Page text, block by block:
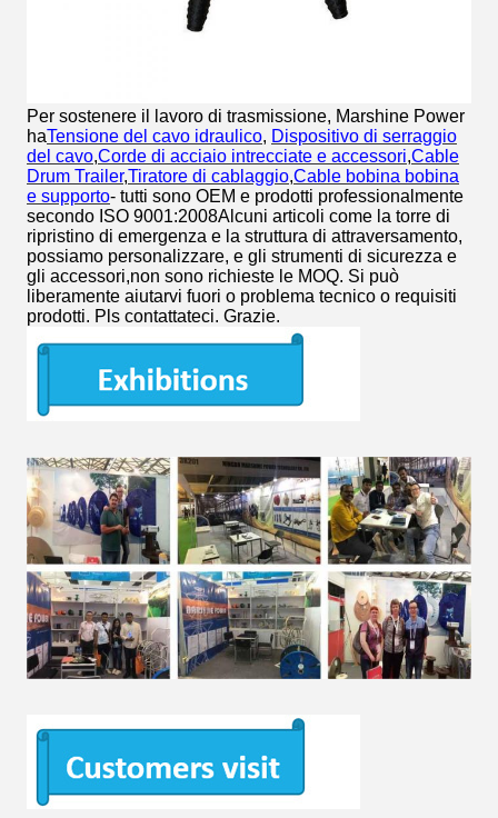
Per sostenere il lavoro di trasmissione, Marshine Power
haTensione del cavo idraulico, Dispositivo di serraggio
del cavo,Corde di acciaio intrecciate e accessori,Cable
Drum Trailer,Tiratore di cablaggio,Cable bobina bobina
e supporto- tutti sono OEM e prodotti professionalmente
secondo ISO 9001:2008Alcuni articoli come la torre di
ripristino di emergenza e la struttura di attraversamento,
possiamo personalizzare, e gli strumenti di sicurezza e
gli accessori,non sono richieste le MOQ. Si può
liberamente aiutarvi fuori o problema tecnico o requisiti
prodotti. Pls contattateci. Grazie.